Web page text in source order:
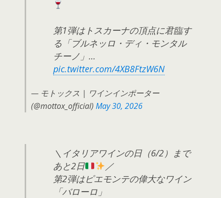
第1弾はトスカーナの頂点に君臨す
る「ブルネッロ・ディ・モンタル
チーノ」…
pic.twitter.com/4XB8FtzW6N
— モトックス | ワインインポーター
(@mottox_official) May 30, 2026
＼イタリアワインの日（6/2）まで
あと2日
／
第2弾はピエモンテの偉大なワイン
「バローロ」